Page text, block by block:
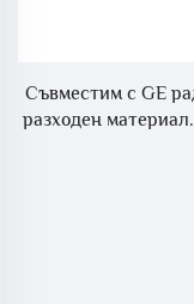
Съвместим с GE
разходен